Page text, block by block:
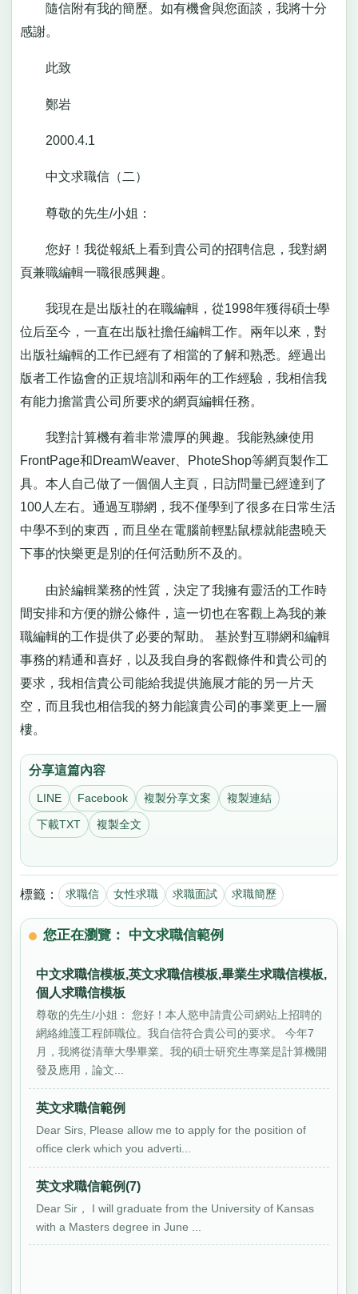
隨信附有我的簡歷。如有機會與您面談，我將十分
感謝。
此致
鄭岩
2000.4.1
中文求職信（二）
尊敬的先生/小姐：
您好！我從報紙上看到貴公司的招聘信息，我對網
頁兼職編輯一職很感興趣。
我現在是出版社的在職編輯，從1998年獲得碩士學
位后至今，一直在出版社擔任編輯工作。兩年以來，對
出版社編輯的工作已經有了相當的了解和熟悉。經過出
版者工作協會的正規培訓和兩年的工作經驗，我相信我
有能力擔當貴公司所要求的網頁編輯任務。
我對計算機有着非常濃厚的興趣。我能熟練使用
FrontPage和DreamWeaver、PhoteShop等網頁製作工
具。本人自己做了一個個人主頁，日訪問量已經達到了
100人左右。通過互聯網，我不僅學到了很多在日常生活
中學不到的東西，而且坐在電腦前輕點鼠標就能盡曉天
下事的快樂更是別的任何活動所不及的。
由於編輯業務的性質，決定了我擁有靈活的工作時
間安排和方便的辦公條件，這一切也在客觀上為我的兼
職編輯的工作提供了必要的幫助。 基於對互聯網和編輯
事務的精通和喜好，以及我自身的客觀條件和貴公司的
要求，我相信貴公司能給我提供施展才能的另一片天
空，而且我也相信我的努力能讓貴公司的事業更上一層
樓。
分享這篇內容
LINE Facebook 複製分享文案 複製連結
下載TXT 複製全文
標籤： 求職信 女性求職 求職面試 求職簡歷
您正在瀏覽： 中文求職信範例
中文求職信模板,英文求職信模板,畢業生求職信模板,
個人求職信模板
尊敬的先生/小姐： 您好！本人慾申請貴公司網站上招聘的
網絡維護工程師職位。我自信符合貴公司的要求。 今年7
月，我將從清華大學畢業。我的碩士研究生專業是計算機開
發及應用，論文...
英文求職信範例
Dear Sirs, Please allow me to apply for the position of
office clerk which you adverti...
英文求職信範例(7)
Dear Sir， I will graduate from the University of Kansas
with a Masters degree in June ...